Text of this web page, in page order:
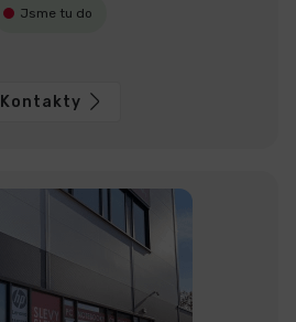
Jsme tu do
Kontakty